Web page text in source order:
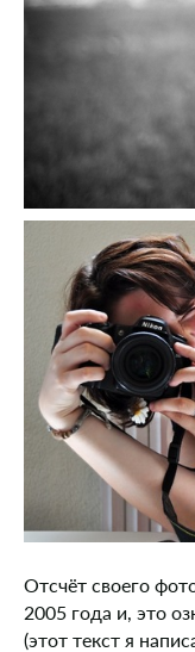
Отсчёт своего
2005 года и, это
(этот текст я